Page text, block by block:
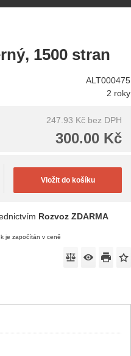
1500 stran
ALT000475
2 roky
247.93 Kč bez DPH
300.00 Kč
Vložit do košíku
Rozvoz ZDARMA
je započítán v ceně